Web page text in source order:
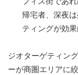
帰宅者、深夜
ティングが効果
ジオターゲティン
ーが商圏エリアに